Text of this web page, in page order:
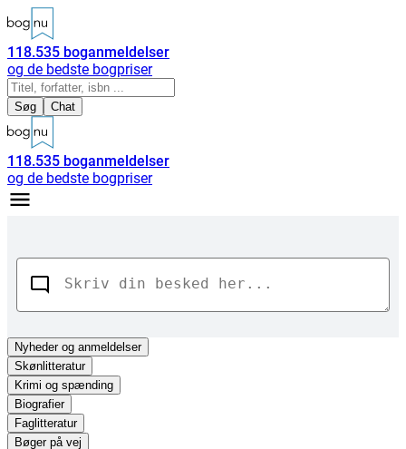
118.535 boganmeldelser
og de bedste bogpriser
Søg Chat
118.535 boganmeldelser
og de bedste bogpriser
Nyhederog anmeldelser
Skønlitteratur
Krimi og spænding
Biografier
Faglitteratur
Bøger på vej